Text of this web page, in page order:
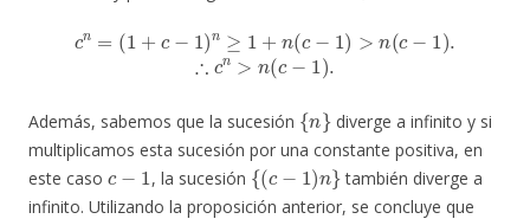
cn 1+ − 1) ≥1+ n(c − 1 >n(c 1). ∴c n>n −1)
Además, sabemos que la sucesión
{n }
diverge a infinito y si
multiplicamos esta sucesión por una constante positiva, en
este caso
c−1
, la sucesión
{(c −1)n}
también diverge a
infinito. Utilizando la proposición anterior, se concluye que